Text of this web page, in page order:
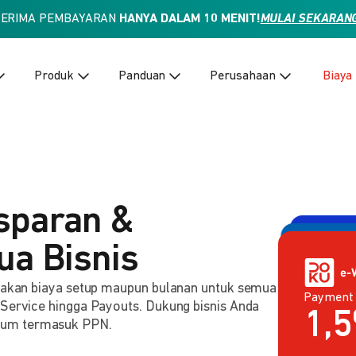
PEMBAYARAN HANYA DALAM 10 MENIT!MULAI
Produk Panduan Perusahaan Biaya
&
Bisnis
biaya setup maupun bulanan untuk semua
hingga Payouts. Dukung bisnis Anda
termasuk PPN.
Payment
Payment